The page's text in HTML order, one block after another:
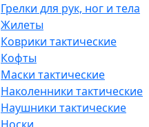
Грелки для рук, ног и тела
Жилеты
Коврики тактические
Кофты
Маски тактические
Наколенники тактические
Наушники тактические